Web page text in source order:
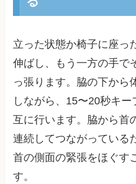
立った状態か椅子に座っ
伸ばし、もう一方の手で
っ張ります。脇の下から
しながら、15〜20秒キ
互に行います。脇から首
連続してつながっている
首の側面の緊張をほぐす
す。